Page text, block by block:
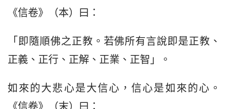
《信卷》（本）曰：
「即隨順佛之正教。若佛所有言說即是正教、
正義、正行、正解、正業、正智」。
如來的大悲心是大信心，信心是如來的心。